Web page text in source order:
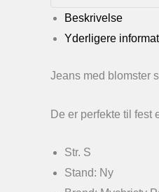
Beskrivelse
Yderligere
Jeans med blomster
De er perfekte til fest
Str. S
Stand: Ny